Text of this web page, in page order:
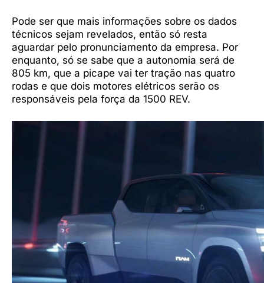
Pode ser que mais informações sobre os dados
técnicos sejam revelados, então só resta
aguardar pelo pronunciamento da empresa. Por
enquanto, só se sabe que a autonomia será de
805 km, que a picape vai ter tração nas quatro
rodas e que dois motores elétricos serão os
responsáveis pela força da 1500 REV.